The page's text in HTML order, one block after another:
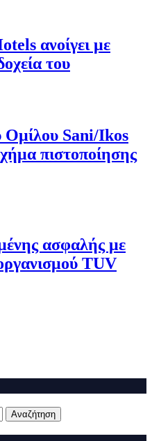
ανοίγει με
του
Ομίλου Sani/Ikos
πιστοποίησης
ασφαλής με
TUV